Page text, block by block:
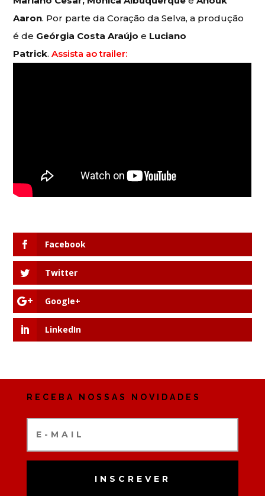
Aaron. Por parte da Coração da Selva, a produção
é de Geórgia Costa Araújo e Luciano
Patrick.Assista ao trailer:
Facebook
Twitter
Google+
LinkedIn
RECEBA NOSSAS NOVIDADES
INSCREVER